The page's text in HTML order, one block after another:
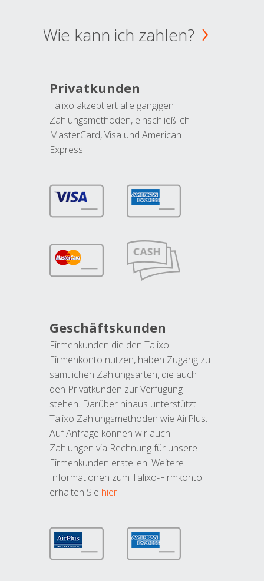
Wie kann ich zahlen?
Privatkunden
Talixo akzeptiert alle gängigen
Zahlungsmethoden, einschließlich
MasterCard, Visa und American
Express.
Geschäftskunden
Firmenkunden die den Talixo-
Firmenkonto nutzen, haben Zugang zu
sämtlichen Zahlungsarten, die auch
den Privatkunden zur Verfügung
stehen. Darüber hinaus unterstützt
Talixo Zahlungsmethoden wie AirPlus.
Auf Anfrage können wir auch
Zahlungen via Rechnung für unsere
Firmenkunden erstellen. Weitere
Informationen zum Talixo-Firmkonto
erhalten Sie hier.